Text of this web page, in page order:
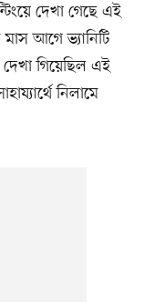
দেখা গেছে এই
আগে ভ্যানিটি
গিয়েছিল এই
নিলামে